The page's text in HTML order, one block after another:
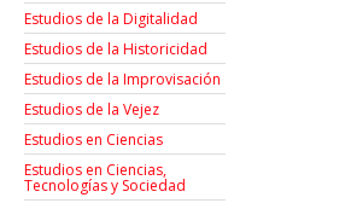
Estudios de la Digitalidad
Estudios de la Historicidad
Estudios de la Improvisación
Estudios de la Vejez
Estudios en Ciencias
Estudios en Ciencias,
Tecnologías y Sociedad